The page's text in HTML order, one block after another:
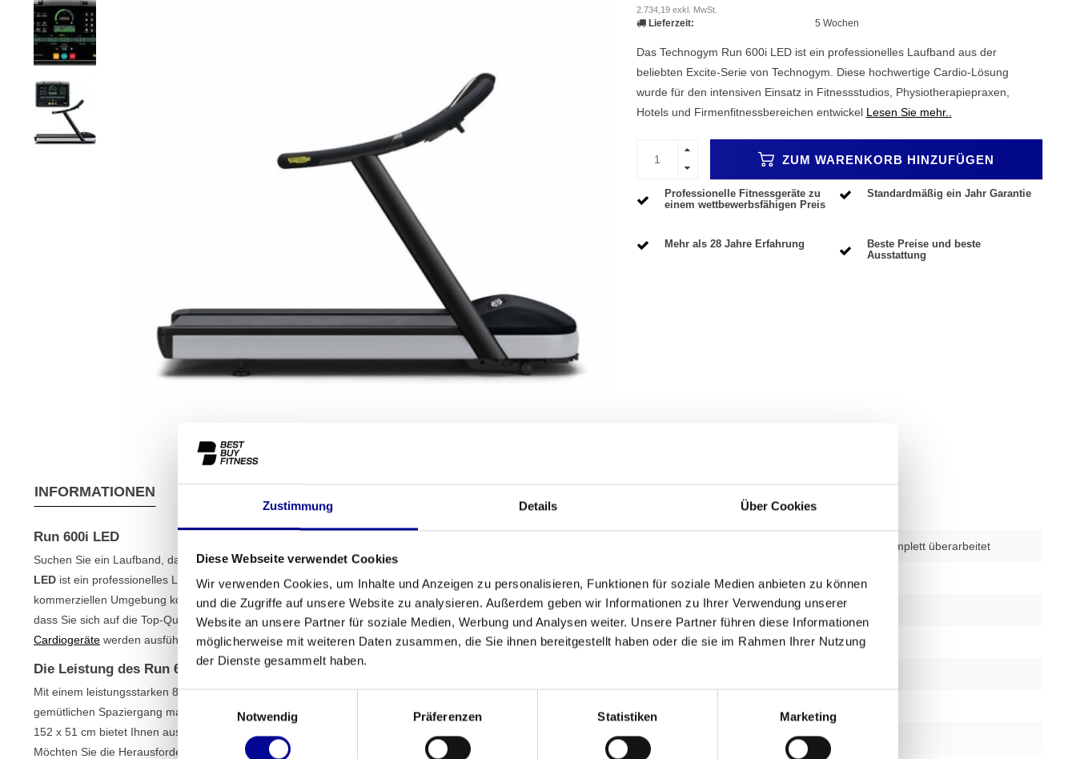
Zustimmung Details Über Cookies
Diese Webseite verwendet Cookies
Wir verwenden Cookies, um Inhalte und Anzeigen zu personalisieren, Funktionen für soziale Medien anbieten zu können
und die Zugriffe auf unsere Website zu analysieren. Außerdem geben wir Informationen zu Ihrer Verwendung unserer
Website an unsere Partner für soziale Medien, Werbung und Analysen weiter. Unsere Partner führen diese Informationen
möglicherweise mit weiteren Daten zusammen, die Sie ihnen bereitgestellt haben oder die sie im Rahmen Ihrer Nutzung
der Dienste gesammelt haben.
Einwilligungsauswahl
Notwendig
Präferenzen Statistiken Marketing
2.734,19 exkl. MwSt.
Lieferzeit: 5 Wochen
Das Technogym Run 600i LED ist ein professionelles Laufband aus der
beliebten Excite-Serie von Technogym. Diese hochwertige Cardio-Lösung
wurde für den intensiven Einsatz in Fitnessstudios, Physiotherapiepraxen,
Hotels und Firmenfitnessbereichen entwickel Lesen Sie mehr..
ZUM WARENKORB HINZUFÜGEN
Professionelle Fitnessgeräte zu
einem wettbewerbsfähigen Preis
Standardmäßig ein Jahr Garantie
Mehr als 28 Jahre Erfahrung
Beste Preise und beste
Ausstattung
INFORMATIONEN
Run 600i LED
Suchen Sie ein Laufband, das die Leistung des Fitnessstudios in Ihre eigenen vier Wände bringt? Das
LED ist ein professionelles Laufband, das für den intensiven Gebrauch sowohl zu Hause als auch in einer
kommerziellen Umgebung konzipiert wurde. Dieses Modell ist ein vollständig überholtes Gerät, was bedeutet,
dass Sie sich auf die Top-Qualität von Technogym zu einem sehr fairen Preis verlassen können. Alle unsere
Cardiogeräte werden ausführlich getestet, damit Sie sofort mit einem zuverlässigen Gerät loslegen können.
Die Leistung des Run 600i LED
Mit einem leistungsstarken 8,0 PS Motor liefert dieses Laufband mühelos konstante Leistung, egal ob Sie einen
gemütlichen Spaziergang machen oder ein intensives Intervalltraining absolvieren. Die großzügige Lauffläche von
152 x 51 cm bietet Ihnen ausreichend Platz und Vertrauen, selbst bei der Höchstgeschwindigkeit von 20 km/h.
Möchten Sie die Herausforderung erhöhen? Mit einem Steigungswinkel von bis zu 15 % simulieren Sie ganz
verwendet – komplett überarbeitet
Anzahl der Programme 23
Herzfrequenzfunktion Ja
Geschwindigkeit 0,4–20 km/h
Zusammenklappbar Nein